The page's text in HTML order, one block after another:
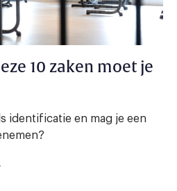
10 zaken moet je
identificatie en mag je een